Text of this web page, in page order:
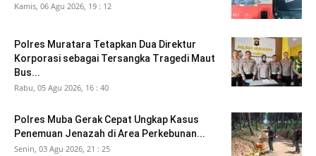
Kamis, 06 Agu 2026, 19 : 12
Polres Muratara Tetapkan Dua Direktur
Korporasi sebagai Tersangka Tragedi Maut
Bus...
Rabu, 05 Agu 2026, 16 : 40
Polres Muba Gerak Cepat Ungkap Kasus
Penemuan Jenazah di Area Perkebunan...
Senin, 03 Agu 2026, 21 : 25